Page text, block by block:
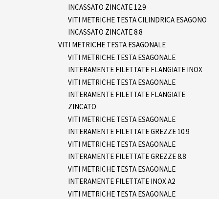
INCASSATO ZINCATE 12.9
VITI METRICHE TESTA CILINDRICA ESAGONO
INCASSATO ZINCATE 8.8
VITI METRICHE TESTA ESAGONALE
VITI METRICHE TESTA ESAGONALE
INTERAMENTE FILETTATE FLANGIATE INOX
VITI METRICHE TESTA ESAGONALE
INTERAMENTE FILETTATE FLANGIATE
ZINCATO
VITI METRICHE TESTA ESAGONALE
INTERAMENTE FILETTATE GREZZE 10.9
VITI METRICHE TESTA ESAGONALE
INTERAMENTE FILETTATE GREZZE 8.8
VITI METRICHE TESTA ESAGONALE
INTERAMENTE FILETTATE INOX A2
VITI METRICHE TESTA ESAGONALE